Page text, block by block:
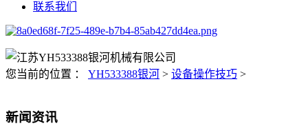
联系我们
您当前的位置 ： YH533388银河 > 设备操作技巧 >
新闻资讯